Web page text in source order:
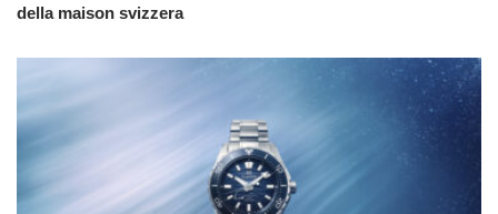
della maison svizzera